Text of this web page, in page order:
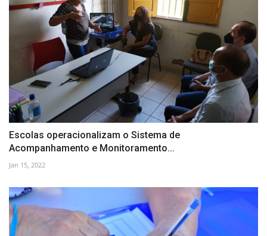
Escolas operacionalizam o Sistema de
Acompanhamento e Monitoramento...
Jan 15, 2022